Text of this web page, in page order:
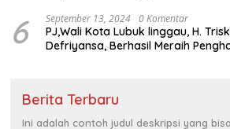
Hajatan Politik
6 September 13, 2024 0 Komentar
PJ,Wali Kota Lubuk linggau, H.
Defriyansa, Berhasil Meraih
Berita Terbaru
Ini adalah contoh judul deskripsi yang bisa